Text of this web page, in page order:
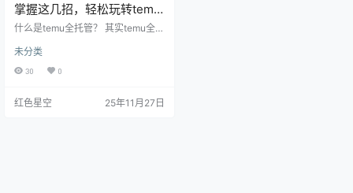
掌握这几招，轻松玩转temu
全托管，助你逆袭电商！
什么是temu全托管？ 其实temu全托
理、客户服务等全都交给专业的平
台来打理。 你可以省去很多繁琐的
馆，厨房里一堆忙不过来的厨师，
未分类
30 0
红色星空 25年11月27日